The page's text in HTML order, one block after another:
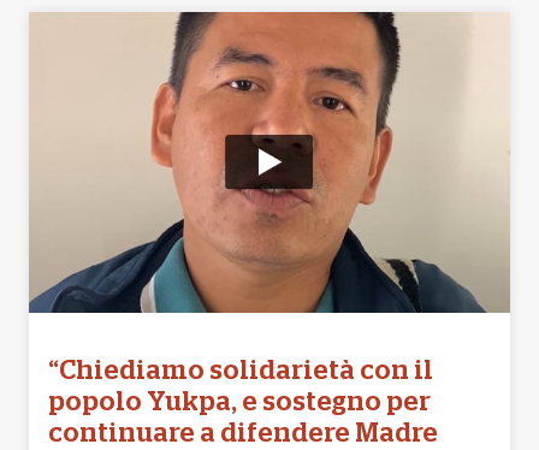
“Chiediamo solidarietà con il
popolo Yukpa, e sostegno per
continuare a difendere Madre